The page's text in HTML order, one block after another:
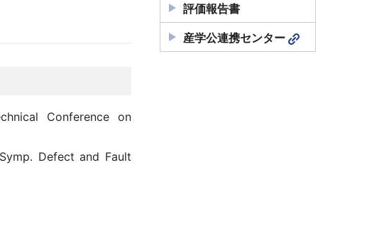
Conference on
Defect and Fault
評価報告書
産学公連携センター